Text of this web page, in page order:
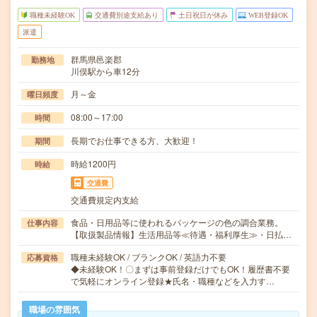
職種未経験OK 交通費別途支給あり 土日祝日が休み WEB登録OK
派遣
勤務地
群馬県邑楽郡
川俣駅から車12分
曜日頻度 月～金
時間 08:00～17:00
期間 長期でお仕事できる方、大歓迎！
時給 時給1200円
交通費
交通費規定内支給
仕事内容
食品・日用品等に使われるパッケージの色の調合業務。
【取扱製品情報】生活用品等≪待遇・福利厚生≫・日払…
応募資格
職種未経験OK / ブランクOK / 英語力不要
◆未経験OK！〇まずは事前登録だけでもOK！履歴書不要
で気軽にオンライン登録★氏名・職種などを入力す…
職場の雰囲気